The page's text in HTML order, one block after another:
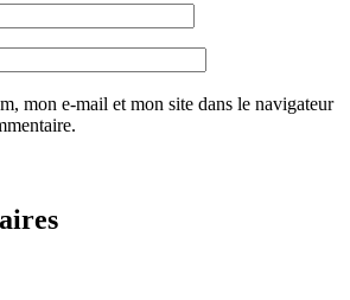
mon e-mail et mon site dans le navigateur